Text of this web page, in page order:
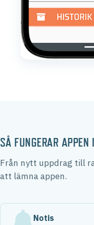
SÅ FUNGERAR APPEN
Från nytt uppdrag till
att lämna appen.
Notis